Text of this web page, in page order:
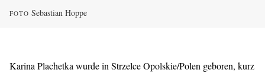
FOTO Sebastian Hoppe
Karina Plachetka wurde in Strzelce Opolskie/Polen geboren, kurz